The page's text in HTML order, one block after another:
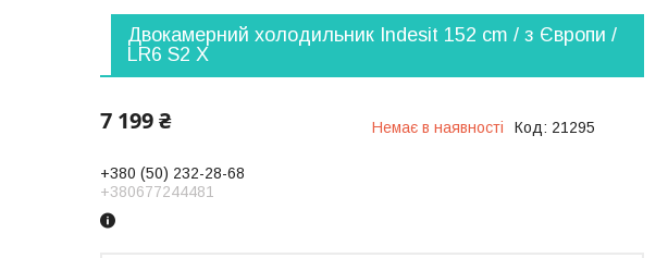
Двокамерний холодильник Indesit 152 cm / з Європи /
LR6 S2 X
7 199 ₴ Немає в наявності Код: 21295
+380 (50) 232-28-68
+380677244481